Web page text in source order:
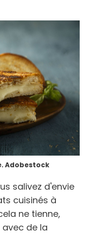
Adobestock
salivez d'envie
cuisinés à
ne tienne,
de la